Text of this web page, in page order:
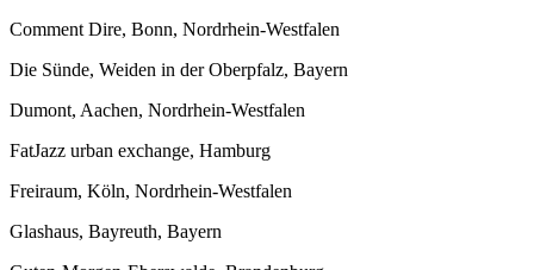
Comment Dire, Bonn, Nordrhein-Westfalen
Die Sünde, Weiden in der Oberpfalz, Bayern
Dumont, Aachen, Nordrhein-Westfalen
FatJazz urban exchange, Hamburg
Freiraum, Köln, Nordrhein-Westfalen
Glashaus, Bayreuth, Bayern